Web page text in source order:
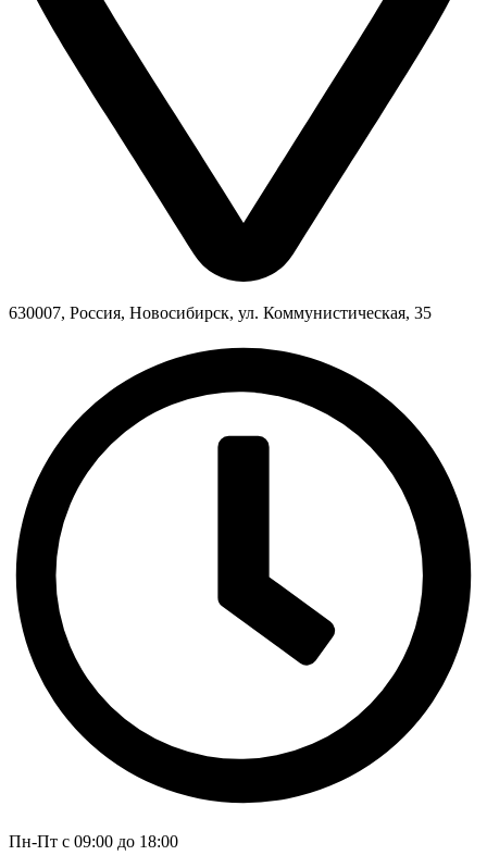
630007, Россия, Новосибирск, ул. Коммунистическая, 35
Пн-Пт с 09:00 до 18:00